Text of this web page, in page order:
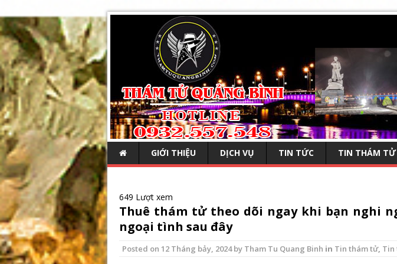
GIỚI THIỆU DỊCH VỤ TIN TỨC TIN THÁM TỬ
649 Lượt xem
Thuê thám tử theo dõi ngay khi bạn nghi
ngoại tình sau đây
Posted on 12 Tháng bảy, 2024by Tham Tu Quang Binh in Tin thám tử, Tin